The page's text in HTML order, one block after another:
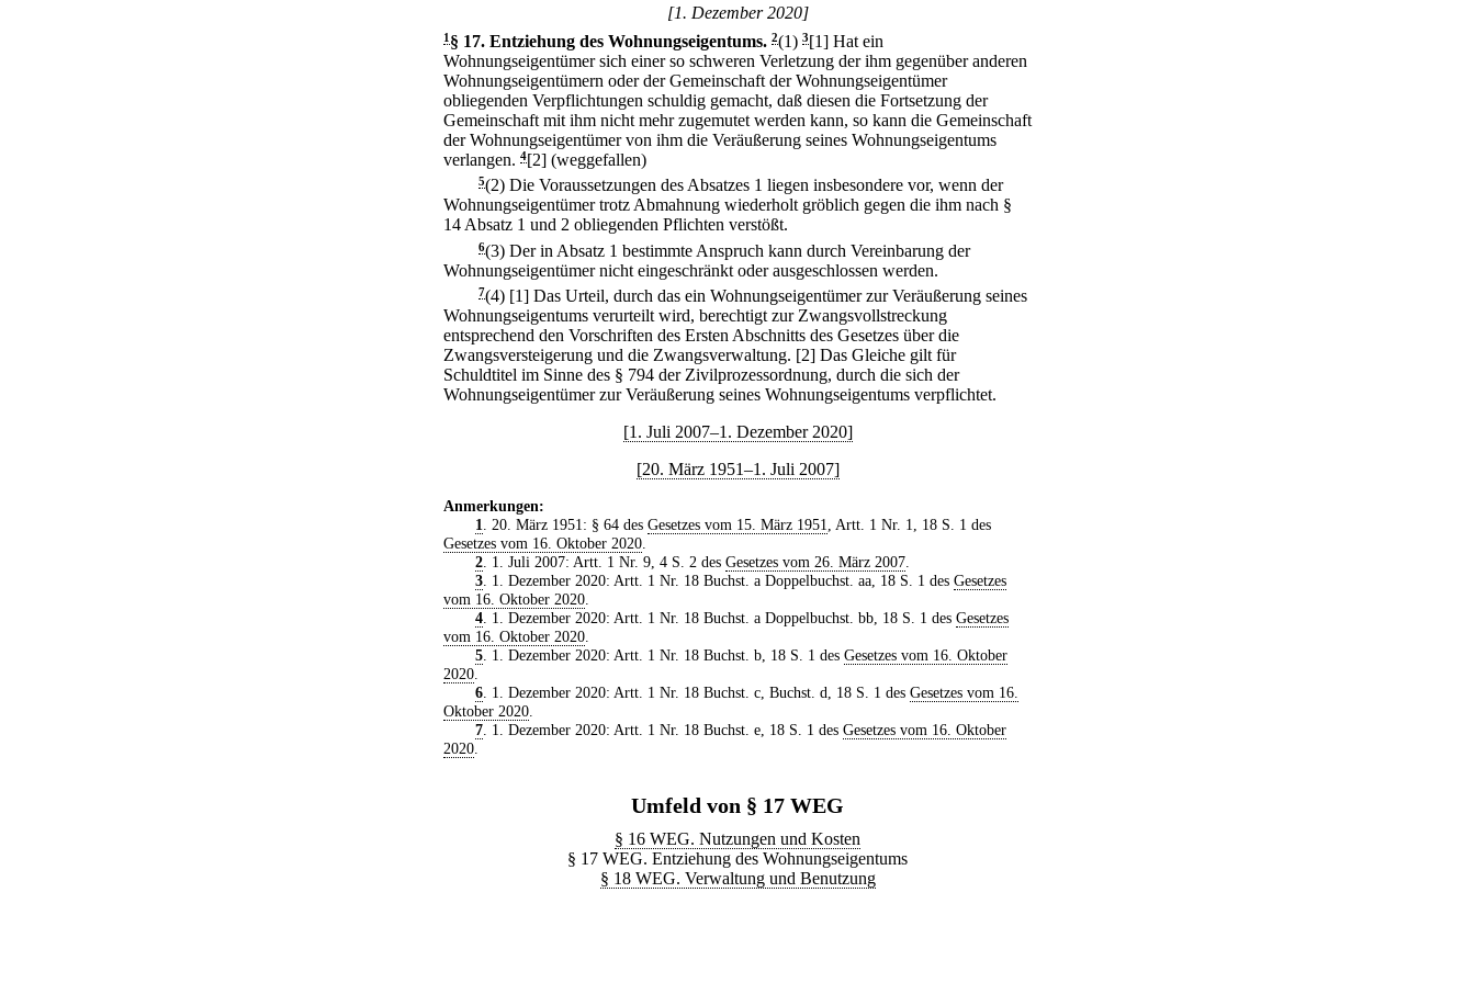
[1. Dezember 2020]
1 § 17. Entziehung des Wohnungseigentums. 2(1) 3[1] Hat ein
Wohnungseigentümer sich einer so schweren Verletzung der ihm gegenüber anderen
Wohnungseigentümern oder der Gemeinschaft der Wohnungseigentümer
obliegenden Verpflichtungen schuldig gemacht, daß diesen die Fortsetzung der
Gemeinschaft mit ihm nicht mehr zugemutet werden kann, so kann die Gemeinschaft
der Wohnungseigentümer von ihm die Veräußerung seines Wohnungseigentums
verlangen. 4[2] (weggefallen)
5(2) Die Voraussetzungen des Absatzes 1 liegen insbesondere vor, wenn der
Wohnungseigentümer trotz Abmahnung wiederholt gröblich gegen die ihm nach §
14 Absatz 1 und 2 obliegenden Pflichten verstößt.
6(3) Der in Absatz 1 bestimmte Anspruch kann durch Vereinbarung der
Wohnungseigentümer nicht eingeschränkt oder ausgeschlossen werden.
7(4) [1] Das Urteil, durch das ein Wohnungseigentümer zur Veräußerung seines
Wohnungseigentums verurteilt wird, berechtigt zur Zwangsvollstreckung
entsprechend den Vorschriften des Ersten Abschnitts des Gesetzes über die
Zwangsversteigerung und die Zwangsverwaltung. [2] Das Gleiche gilt für
Schuldtitel im Sinne des § 794 der Zivilprozessordnung, durch die sich der
Wohnungseigentümer zur Veräußerung seines Wohnungseigentums verpflichtet.
[1. Juli 2007–1. Dezember 2020]
[20. März 1951–1. Juli 2007]
Anmerkungen:
1
. 20. März 1951: § 64 des Gesetzes vom 15. März 1951
, Artt. 1 Nr. 1, 18 S. 1 des
Gesetzes vom 16. Oktober 2020
2. 1. Juli 2007: Artt. 1 Nr. 9, 4 S. 2 des Gesetzes vom 26. März 2007.
3. 1. Dezember 2020: Artt. 1 Nr. 18 Buchst. a Doppelbuchst. aa, 18 S. 1 des Gesetzes
vom 16. Oktober 2020
4. 1. Dezember 2020: Artt. 1 Nr. 18 Buchst. a Doppelbuchst. bb, 18 S. 1 des Gesetzes
vom 16. Oktober 2020
5. 1. Dezember 2020: Artt. 1 Nr. 18 Buchst. b, 18 S. 1 des Gesetzes vom 16. Oktober
2020
6. 1. Dezember 2020: Artt. 1 Nr. 18 Buchst. c, Buchst. d, 18 S. 1 des Gesetzes vom 16.
Oktober 2020
7. 1. Dezember 2020: Artt. 1 Nr. 18 Buchst. e, 18 S. 1 des Gesetzes vom 16. Oktober
2020
Umfeld von § 17 WEG
§ 16 WEG. Nutzungen und Kosten
§ 17 WEG. Entziehung des Wohnungseigentums
§ 18 WEG. Verwaltung und Benutzung